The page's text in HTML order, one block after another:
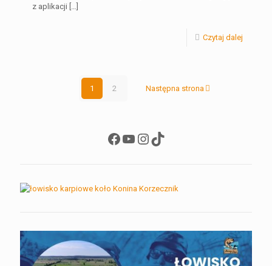
z aplikacji […]
Czytaj dalej
1 2 Następna strona
Facebook
YouTube
Instagram
TikTok